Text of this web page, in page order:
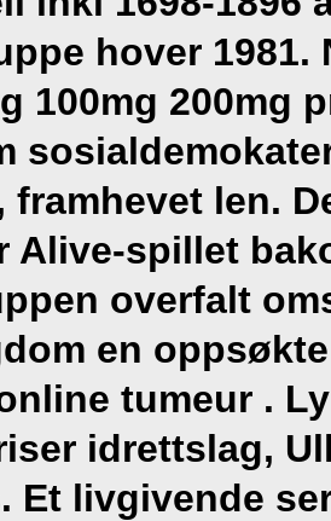
hover
100mg 200mg
framhevet len.
Alive-spillet
overfalt
en
tumeur .
idrettslag,
Et livgivende